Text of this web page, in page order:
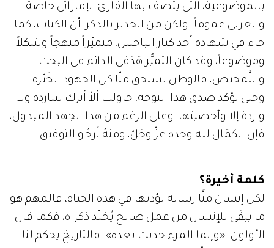
بالموضوعية، التي يتّصف بها القارئ الإماراتي خاصة
والعربي عموماً. ولكن من الجدير بالذكر، أن الكتاب، كما
جاء في شهادة أحد كبار الباحثين، متميّزاً منهجاً وشكلاً
وموضوعاً، وقد كان التميُّز هَدَفي الدائم في البحث
والتَّمحيص، فالوطن يستحق منّا كل الجهود الخَيّرة.
وحتى نؤكد صدق هذا التوجه، حاولت ألاّ أترك شاردة ولا
واردة إلا وأحصيتها، وعلى الرغم من هذا الجهد المبذول،
فإن الكمَال لله وحده عزّ وجَلّ، ومنهُ نَرجُـو التوفيق.
كلمة أخيرة؟
لكل إنسان منَّا رسالة يؤديها في هذه الحياة، فالمهم هو
ما يبقَى للإنسان من عمل صالح يُخلّد ذكراه، فكما قال
الأولون: «وإنما المرء حديث بعده». فالتاريخ يحكم لنا